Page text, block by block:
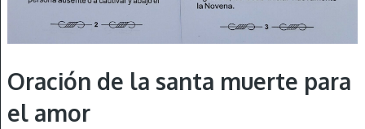
Oración de la santa muerte para
el amor